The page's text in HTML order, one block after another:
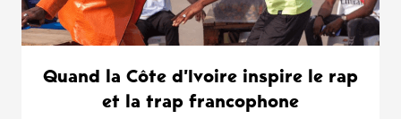
Quand la Côte d’Ivoire inspire le rap
et la trap francophone